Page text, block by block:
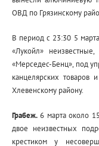
ОВД по Грязинскому
В период с 23:30 5
«Лукойл»
«Мерседес-Бенц», под
канцелярских товаров
Хлевенскому району.
Грабеж. 6 марта около
двое неизвестных
крестиком у